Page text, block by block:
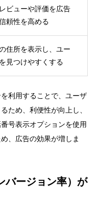
ビューや評価を広告
頼性を高める
住所を表示し、ユー
見つけやすくする
利用することで、ユーザ
ため、利便性が向上し、
号表示オプションを使用
、広告の効果が増しま
バージョン率）が